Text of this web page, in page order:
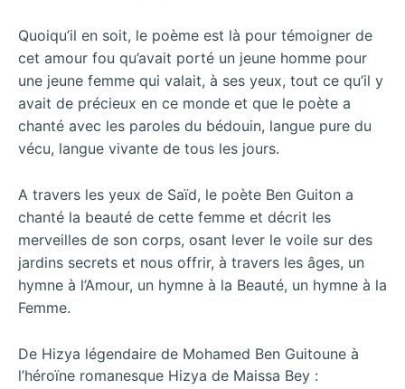
Quoiqu’il en soit, le poème est là pour témoigner de
cet amour fou qu’avait porté un jeune homme pour
une jeune femme qui valait, à ses yeux, tout ce qu’il y
avait de précieux en ce monde et que le poète a
chanté avec les paroles du bédouin, langue pure du
vécu, langue vivante de tous les jours.
A travers les yeux de Saïd, le poète Ben Guiton a
chanté la beauté de cette femme et décrit les
merveilles de son corps, osant lever le voile sur des
jardins secrets et nous offrir, à travers les âges, un
hymne à l’Amour, un hymne à la Beauté, un hymne à la
Femme.
De Hizya légendaire de Mohamed Ben Guitoune à
l’héroïne romanesque Hizya de Maissa Bey :